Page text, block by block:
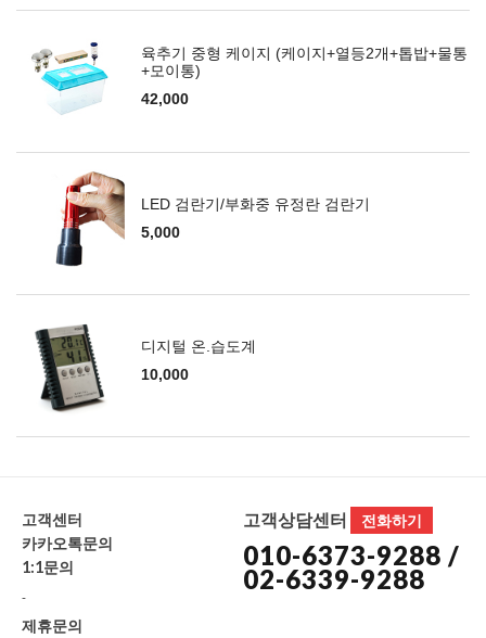
육추기 중형 케이지 (케이지+열등2개+톱밥+물통
+모이통)
42,000
LED 검란기/부화중 유정란 검란기
5,000
디지털 온.습도계
10,000
고객센터
카카오톡문의
1:1문의
-
제휴문의
고객상담센터 전화하기
010-6373-9288 /
02-6339-9288